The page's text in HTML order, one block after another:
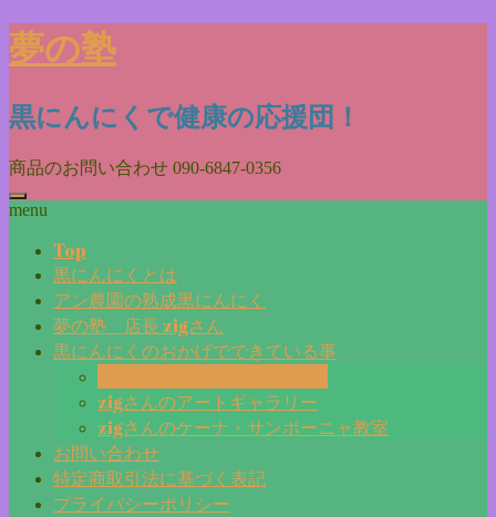
Skip
to
content
夢の塾
黒にんにくで健康の応援団！
商品のお問い合わせ 090-6847-0356
menu
Top
黒にんにくとは
アン農園の熟成黒にんにく
夢の塾 店長 zigさん
黒にんにくのおかげでできている事
zigさんのアートギャラリー
zigさんのケーナ・サンポーニャ教室
お問い合わせ
特定商取引法に基づく表記
プライバシーポリシー